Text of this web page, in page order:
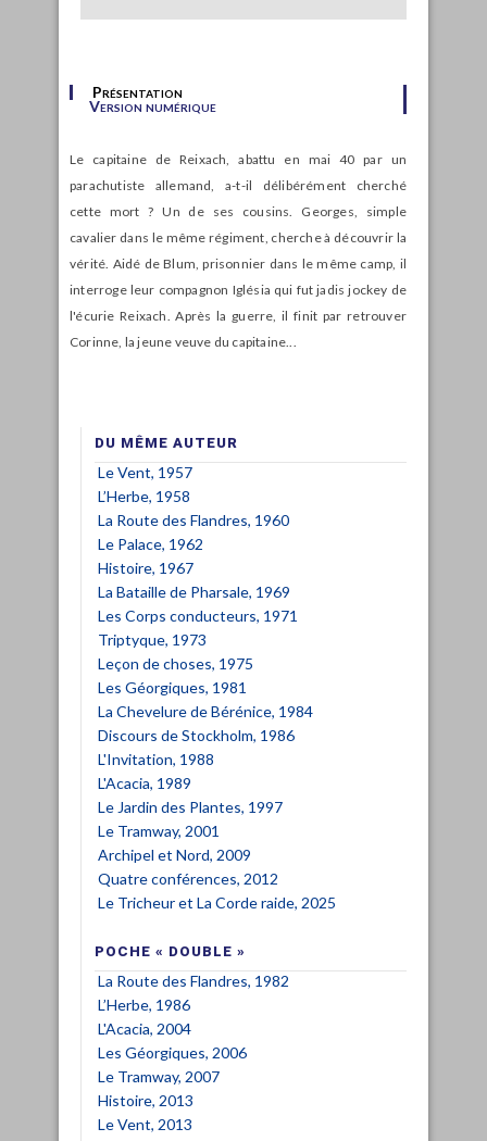
Présentation
Version numérique
Le capitaine de Reixach, abattu en mai 40 par un
parachutiste allemand, a-t-il délibérément cherché
cette mort ? Un de ses cousins. Georges, simple
cavalier dans le même régiment, cherche à découvrir la
vérité. Aidé de Blum, prisonnier dans le même camp, il
interroge leur compagnon Iglésia qui fut jadis jockey de
l'écurie Reixach. Après la guerre, il finit par retrouver
Corinne, la jeune veuve du capitaine...
DU MÊME AUTEUR
Le Vent, 1957
L’Herbe, 1958
La Route des Flandres, 1960
Le Palace, 1962
Histoire, 1967
La Bataille de Pharsale, 1969
Les Corps conducteurs, 1971
Triptyque, 1973
Leçon de choses, 1975
Les Géorgiques, 1981
La Chevelure de Bérénice, 1984
Discours de Stockholm, 1986
L'Invitation, 1988
L'Acacia, 1989
Le Jardin des Plantes, 1997
Le Tramway, 2001
Archipel et Nord, 2009
Quatre conférences, 2012
Le Tricheur et La Corde raide, 2025
POCHE « DOUBLE »
La Route des Flandres, 1982
L’Herbe, 1986
L'Acacia, 2004
Les Géorgiques, 2006
Le Tramway, 2007
Histoire, 2013
Le Vent, 2013